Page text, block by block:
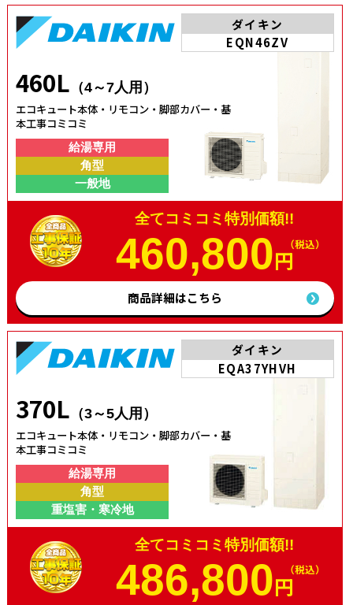
ダイキン
EQN46ZV
460L （4～7人用）
エコキュート本体・リモコン・脚部カバー・基
本工事コミコミ
給湯専用
角型
一般地
全てコミコミ特別価額!!
460,800円
（税込）
商品詳細はこちら
ダイキン
EQA37YHVH
370L （3～5人用）
エコキュート本体・リモコン・脚部カバー・基
本工事コミコミ
給湯専用
角型
重塩害・寒冷地
全てコミコミ特別価額!!
486,800円
（税込）